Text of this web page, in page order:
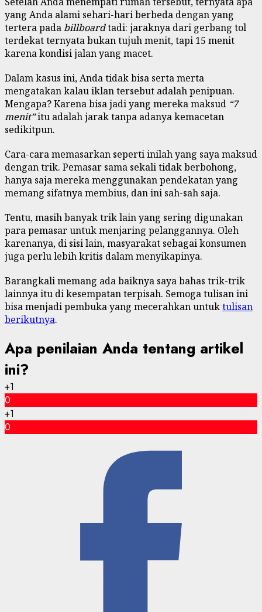
yang Anda alami sehari-hari berbeda dengan yang
tertera padabillboardtadi: jaraknya dari gerbang tol
terdekat ternyata bukan tujuh menit, tapi 15 menit
karena kondisi jalan yang macet.
Dalam kasus ini, Anda tidak bisa serta merta
mengatakan kalau iklan tersebut adalah penipuan.
Mengapa? Karena bisa jadi yang mereka maksud “7
menit”itu adalah jarak tanpa adanya kemacetan
sedikitpun.
Cara-cara memasarkan seperti inilah yang saya maksud
dengan trik. Pemasar sama sekali tidak berbohong,
hanya saja mereka menggunakan pendekatan yang
memang sifatnya membius, dan ini sah-sah saja.
Tentu, masih banyak trik lain yang sering digunakan
para pemasar untuk menjaring pelanggannya. Oleh
karenanya, di sisi lain, masyarakat sebagai konsumen
juga perlu lebih kritis dalam menyikapinya.
Barangkali memang ada baiknya saya bahas trik-trik
lainnya itu di kesempatan terpisah. Semoga tulisan ini
bisa menjadi pembuka yang mecerahkan untuktulisan
berikutnya.
Apa penilaian Anda tentang artikel
ini?
+1
0
+1
0